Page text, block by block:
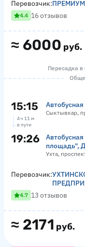
≈ 6000 руб.
Перевозчик:
4.4 16 отзывов
Пересадка в
15:15 Сыктывкар,
4 ч 11 м
в пути
19:26
площадь",
Ухта,
≈ 2171 руб.
Перевозчик:
4.7 13 отзывов